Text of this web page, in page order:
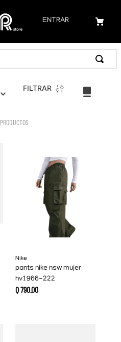
ENTRAR
FILTRAR
PRODUCTOS
Nike
pants nike nsw mujer
hv1966-222
Q790.00